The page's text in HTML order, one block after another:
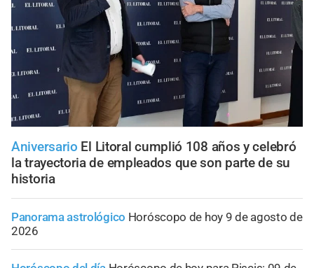
Aniversario El Litoral cumplió 108 años y celebró
la trayectoria de empleados que son parte de su
historia
Panorama astrológico Horóscopo de hoy 9 de agosto de
2026